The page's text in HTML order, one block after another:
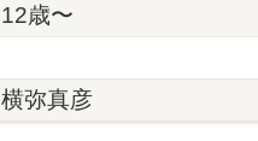
12歳〜
横弥真彦